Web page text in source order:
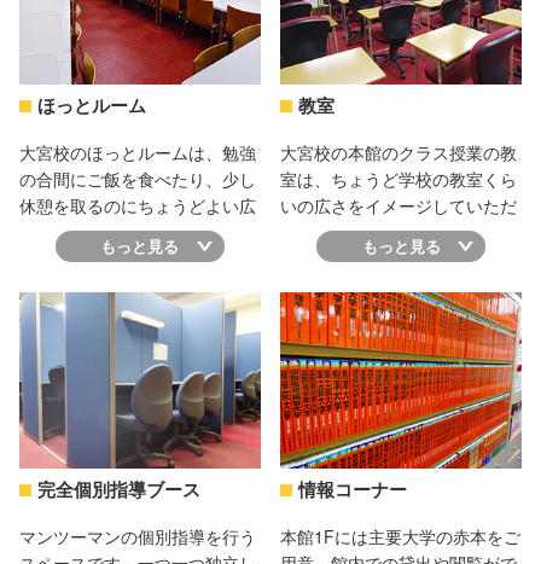
イスします。予備校生活に関す
ること、大学受験に関するこ
と、どんなことでも遠慮なく相
談してください。
強がはかどります！
ほっとルーム
大宮校のほっとルームは、勉強
の合間にご飯を食べたり、少し
休憩を取るのにちょうどよい広
さになっています。座席も一つ
ひとつ区切られているので、ひ
適度に休憩を取って、また勉強
に戻れる環境になっていますの
で是非利用してください！
もっと見る
教室
大宮校の本館のクラス授業の教
室は、ちょうど学校の教室くら
いの広さをイメージしていただ
くと良いかと思います。先生と
の距離も近く、質問しやすい環
もっと見る
完全個別指導ブース
マンツーマンの個別指導を行う
情報コーナー
本館1Fには主要大学の赤本をご